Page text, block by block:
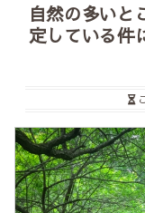
自然の多いと
定している件